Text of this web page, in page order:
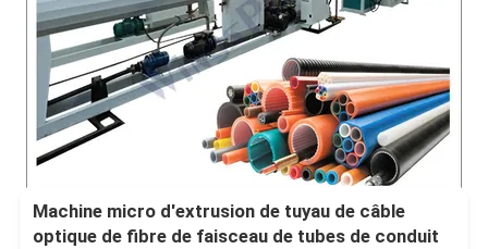
Machine micro d'extrusion de tuyau de câble
optique de fibre de faisceau de tubes de conduit